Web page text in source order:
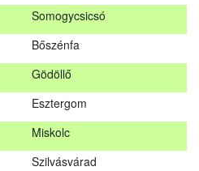
Somogycsicsó
Bőszénfa
Gödöllő
Esztergom
Miskolc
Szilvásvárad
Dombóvár
Bocskaikert